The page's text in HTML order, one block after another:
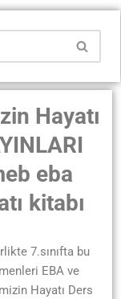
Hayatı
eba
kitabı
7.sınıfta bu
EBA ve
Hayatı Ders